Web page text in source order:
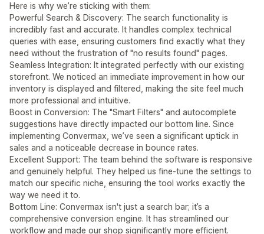
Here is why we’re sticking with them:
Powerful Search & Discovery: The search functionality is
incredibly fast and accurate. It handles complex technical
queries with ease, ensuring customers find exactly what they
need without the frustration of "no results found" pages.
Seamless Integration: It integrated perfectly with our existing
storefront. We noticed an immediate improvement in how our
inventory is displayed and filtered, making the site feel much
more professional and intuitive.
Boost in Conversion: The "Smart Filters" and autocomplete
suggestions have directly impacted our bottom line. Since
implementing Convermax, we’ve seen a significant uptick in
sales and a noticeable decrease in bounce rates.
Excellent Support: The team behind the software is responsive
and genuinely helpful. They helped us fine-tune the settings to
match our specific niche, ensuring the tool works exactly the
way we need it to.
Bottom Line: Convermax isn't just a search bar; it’s a
comprehensive conversion engine. It has streamlined our
workflow and made our shop significantly more efficient.